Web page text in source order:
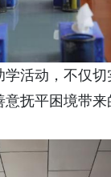
活动，不仅
抚平困境带